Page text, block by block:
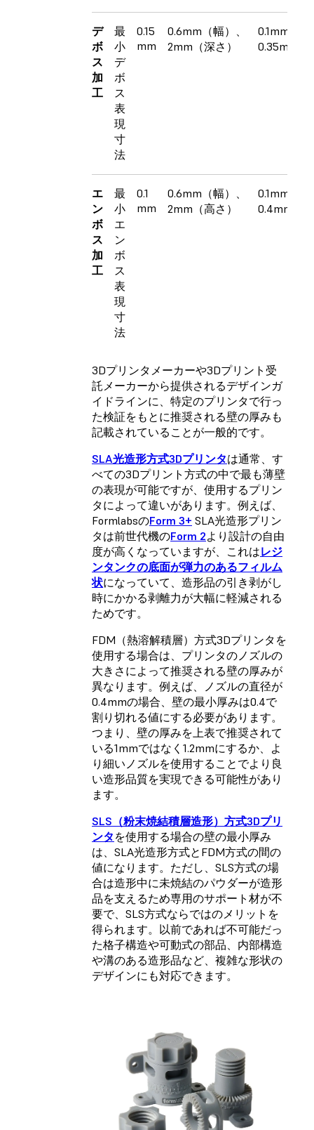
デ
ボ
ス
加
工
最
小
デ
ボ
ス
表
現
寸
法
0.15
mm
0.6mm（幅）、
2mm（深さ）
0.1mm〜
0.35mm
エ
ン
ボ
ス
加
工
最
小
エ
ン
ボ
ス
表
現
寸
法
0.1
mm
0.6mm（幅）、
2mm（高さ）
0.1mm〜
0.4mm
3Dプリンタメーカーや3Dプリント受
託メーカーから提供されるデザインガ
イドラインに、特定のプリンタで行っ
た検証をもとに推奨される壁の厚みも
記載されていることが一般的です。
SLA光造形方式3Dプリンタは通常、す
べての3Dプリント方式の中で最も薄壁
の表現が可能ですが、使用するプリン
タによって違いがあります。例えば、
FormlabsのForm 3+ SLA光造形プリン
タは前世代機のForm 2より設計の自由
度が高くなっていますが、これはレジ
ンタンクの底面が弾力のあるフィルム
状になっていて、造形品の引き剥がし
時にかかる剥離力が大幅に軽減される
ためです。
FDM（熱溶解積層）方式3Dプリンタ を
使用する場合は、プリンタのノズルの
大きさによって推奨される壁の厚みが
異なります。例えば、ノズルの直径が
0.4mmの場合、壁の最小厚みは0.4で
割り切れる値にする必要があります。
つまり、壁の厚みを上表で推奨されて
いる1mmではなく1.2mmにするか、よ
り細いノズルを使用することでより良
い造形品質を実現できる可能性があり
ます。
SLS（粉末焼結積層造形）方式3Dプリ
ンタ を使用する場合の壁の最小厚み
は、SLA光造形方式とFDM方式の間の
値になります。ただし、SLS方式の場
合は造形中に未焼結のパウダーが造形
品を支えるため専用のサポート材が不
要で、SLS方式ならではのメリットを
得られます。以前であれば不可能だっ
た格子構造や可動式の部品、内部構造
や溝のある造形品など、複雑な形状の
デザインにも対応できます。